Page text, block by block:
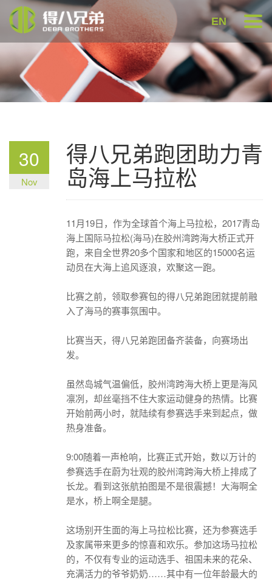
EN
30
Nov
得八兄弟跑团助力青
岛海上马拉松
11月19日，作为全球首个海上马拉松，2017青岛
海上国际马拉松(海马)在胶州湾跨海大桥正式开
跑，来自全世界20多个国家和地区的15000名运
动员在大海上追风逐浪，欢聚这一跑。
比赛之前，领取参赛包的得八兄弟跑团就提前融
入了海马的赛事氛围中。
比赛当天，得八兄弟跑团备齐装备，向赛场出
发。
虽然岛城气温偏低，胶州湾跨海大桥上更是海风
凛冽，却丝毫挡不住大家运动健身的热情。比赛
开始前两小时，就陆续有参赛选手来到起点，做
热身准备。
9:00随着一声枪响，比赛正式开始，数以万计的
参赛选手在蔚为壮观的胶州湾跨海大桥上排成了
长龙。看到这张航拍图是不是很震撼！大海啊全
是水，桥上啊全是腿。
这场别开生面的海上马拉松比赛，还为参赛选手
及家属带来更多的惊喜和欢乐。参加这场马拉松
的，不仅有专业的运动选手、祖国未来的花朵、
充满活力的爷爷奶奶……其中有一位年龄最大的